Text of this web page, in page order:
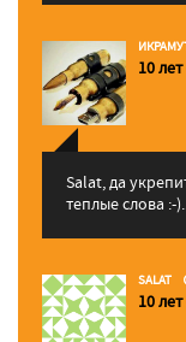
10
Salat, да
теплые слова :-
SALAT
10